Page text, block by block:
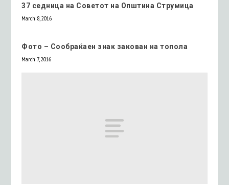
37 седница на Советот на Општина Струмица
March 8, 2016
Фото – Сообраќаен знак закован на топола
March 7, 2016